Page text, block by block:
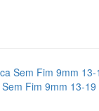
Fim 9mm 13-19